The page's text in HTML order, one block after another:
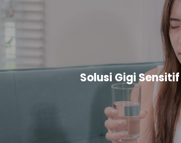
Solusi Gigi